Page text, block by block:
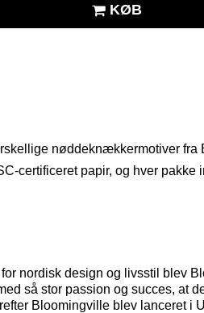
KØB
nøddeknækkermotiver fra
certificeret papir, og hver pakke
nordisk design og livsstil blev
så stor passion og succes, at
Bloomingville blev lanceret i